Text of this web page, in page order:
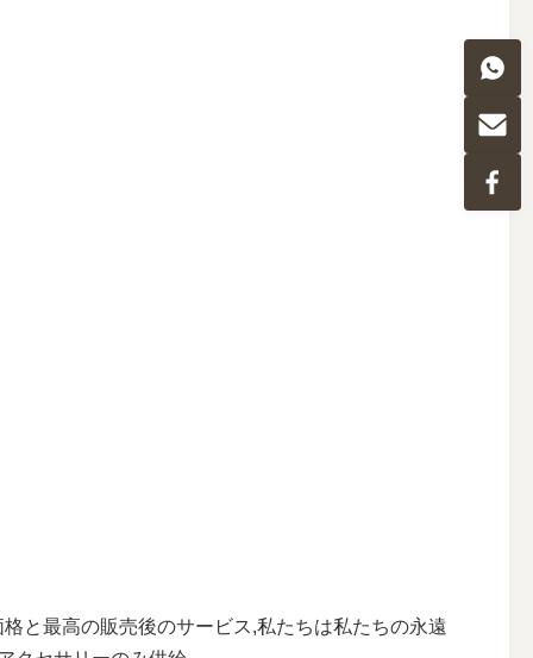
と最高の販売後のサービス,私たちは私たちの永遠